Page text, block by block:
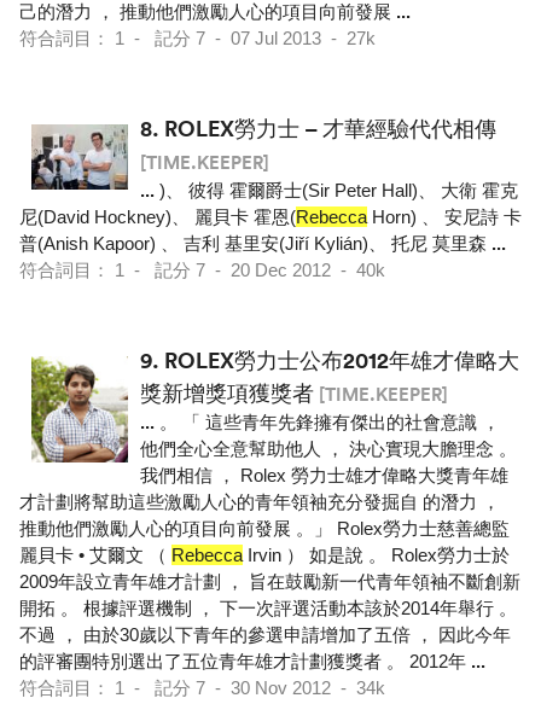
己的潛力 ， 推動他們激勵人心的項目向前發展 ...
符合詞目： 1 - 記分 7 - 07 Jul 2013 - 27k
8. ROLEX勞力士 – 才華經驗代代相傳
[TIME.KEEPER]
... )、 彼得 霍爾爵士(Sir Peter Hall)、 大衛 霍克
尼(David Hockney)、 麗貝卡 霍恩(Rebecca Horn) 、 安尼詩 卡
普(Anish Kapoor) 、 吉利 基里安(Jiří Kylián)、 托尼 莫里森 ...
符合詞目： 1 - 記分 7 - 20 Dec 2012 - 40k
9. ROLEX勞力士公布2012年雄才偉略大
獎新增獎項獲獎者 [TIME.KEEPER]
... 。 「 這些青年先鋒擁有傑出的社會意識 ，
他們全心全意幫助他人 ， 決心實現大膽理念 。
我們相信 ， Rolex 勞力士雄才偉略大獎青年雄
才計劃將幫助這些激勵人心的青年領袖充分發掘自 的潛力 ，
推動他們激勵人心的項目向前發展 。」 Rolex勞力士慈善總監
麗貝卡 • 艾爾文 （ Rebecca Irvin ） 如是說 。 Rolex勞力士於
2009年設立青年雄才計劃 ， 旨在鼓勵新一代青年領袖不斷創新
開拓 。 根據評選機制 ， 下一次評選活動本該於2014年舉行 。
不過 ， 由於30歲以下青年的參選申請增加了五倍 ， 因此今年
的評審團特別選出了五位青年雄才計劃獲獎者 。 2012年 ...
符合詞目： 1 - 記分 7 - 30 Nov 2012 - 34k